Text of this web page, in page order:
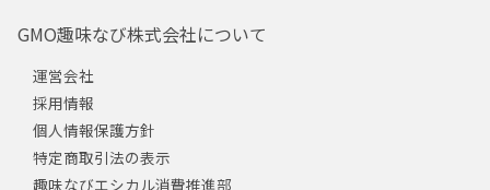
GMO趣味なび株式会社について
運営会社
採用情報
個人情報保護方針
特定商取引法の表示
趣味なびエシカル消費推進部